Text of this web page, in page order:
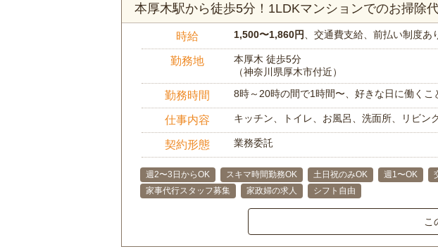
本厚木駅から徒歩5分！1LDKマンションでのお掃除
時給 1,500〜1,860円 、交通費支給、前払い制度あ
勤務地
本厚木 徒歩5分
（神奈川県厚木市付近）
勤務時間 8時～20時の間で1時間〜、好きな日に働く
仕事内容 キッチン、トイレ、お風呂、洗面所、リビン
契約形態 業務委託
週2〜3日からOK スキマ時間勤務OK 土日祝のみOK 週1〜OK
家事代行スタッフ募集
家政婦の求人 シフト自由
こ